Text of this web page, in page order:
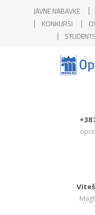
JAVNE NABAVKE
KONKURSI